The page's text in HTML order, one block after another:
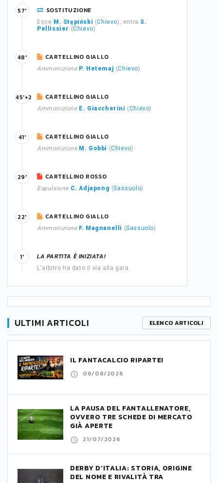
SOSTITUZIONE
Esce M. Stępiński (Chievo), entra S.
Pellissier (Chievo)
57'
CARTELLINO GIALLO
Ammonizione P. Hetemaj (Chievo)
48'
CARTELLINO GIALLO
Ammonizione E. Giaccherini (Chievo)
45'+2
CARTELLINO GIALLO
Ammonizione M. Gobbi (Chievo)
41'
CARTELLINO ROSSO
Espulsione C. Adjapong (Sassuolo)
29'
CARTELLINO GIALLO
Ammonizione F. Magnanelli (Sassuolo)
22'
LA PARTITA È INIZIATA!
L'arbitro ha dato il via alla gara.
1'
ULTIMI ARTICOLI ELENCO ARTICOLI
IL FANTACALCIO RIPARTE!
06/08/2026
LA PAUSA DEL FANTALLENATORE,
OVVERO TRE SCHEDE DI MERCATO
GIÀ APERTE
21/07/2026
DERBY D’ITALIA: STORIA, ORIGINE
DEL NOME E RIVALITÀ TRA